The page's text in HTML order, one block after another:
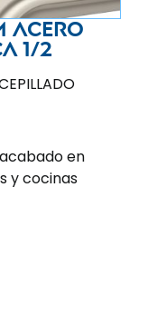
acero
1/2
en
y cocinas